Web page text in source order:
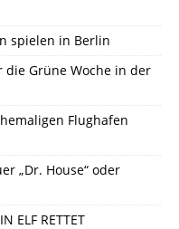
spielen in Berlin
die Grüne Woche in der
Flughafen
„Dr. House“ oder
ELF RETTET